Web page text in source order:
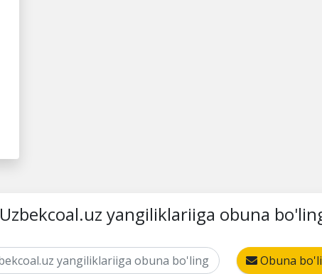
Uzbekcoal.uz yangiliklariiga obuna
Obuna